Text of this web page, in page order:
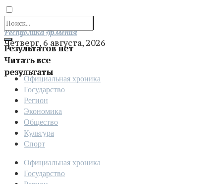
Результатов нет
Читать все
результаты
Отправить
Республика Армения
Четверг, 6 августа, 2026
Официальная хроника
Государство
Регион
Экономика
Общество
Культура
Спорт
Официальная хроника
Государство